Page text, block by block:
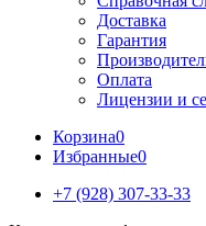
Доставка
Гарантия
Оплата
Лицензии и
Корзина0
Избранные0
+7 (928) 307-33-33